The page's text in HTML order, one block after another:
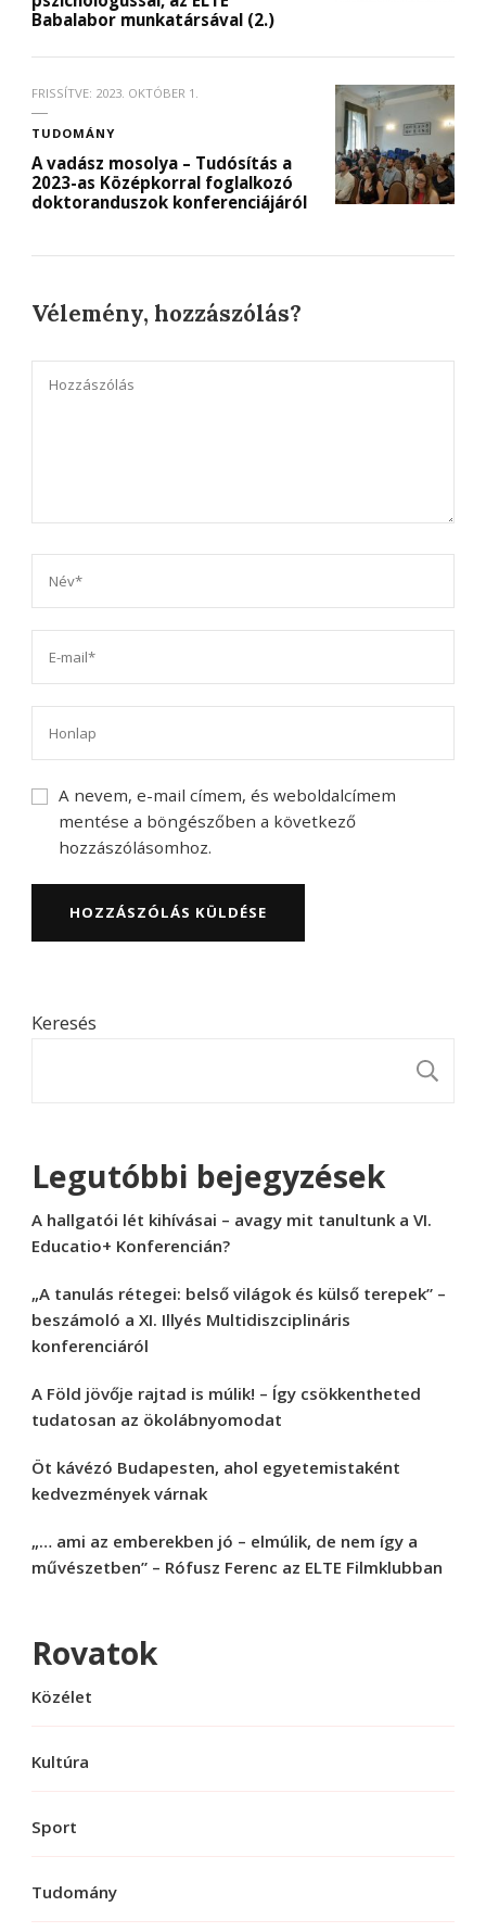
Babalabor munkatársával (2.)
FRISSÍTVE: 2023. OKTÓBER 1.
TUDOMÁNY
A vadász mosolya – Tudósítás a
2023-as Középkorral foglalkozó
doktoranduszok konferenciájáról
Vélemény, hozzászólás?
A nevem, e-mail címem, és weboldalcímem
mentése a böngészőben a következő
hozzászólásomhoz.
Keresés
Legutóbbi bejegyzések
A hallgatói lét kihívásai – avagy mit tanultunk a VI.
Educatio+ Konferencián?
„A tanulás rétegei: belső világok és külső terepek” –
beszámoló a XI. Illyés Multidiszciplináris
konferenciáról
A Föld jövője rajtad is múlik! – Így csökkentheted
tudatosan az ökolábnyomodat
Öt kávézó Budapesten, ahol egyetemistaként
kedvezmények várnak
„… ami az emberekben jó – elmúlik, de nem így a
művészetben” – Rófusz Ferenc az ELTE Filmklubban
Rovatok
Közélet
Kultúra
Sport
Tudomány